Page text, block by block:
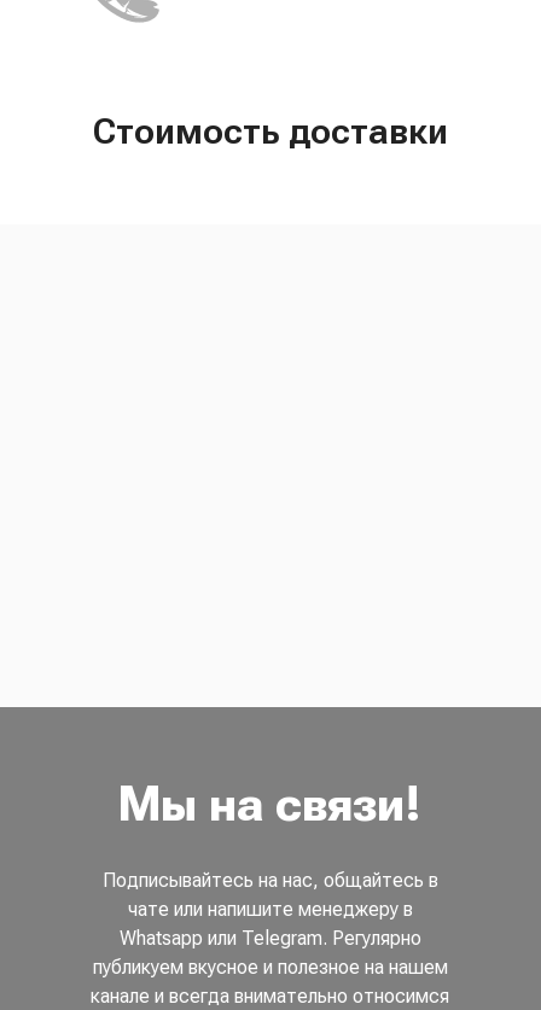
Стоимость доставки
Мы на связи!
Подписывайтесь на нас, общайтесь в
чате или напишите менеджеру в
Whatsapp или Telegram. Регулярно
публикуем вкусное и полезное на нашем
канале и всегда внимательно относимся